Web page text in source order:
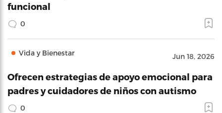
funcional
0
Vida y Bienestar Jun 18, 2026
Ofrecen estrategias de apoyo emocional para
padres y cuidadores de niños con autismo
0